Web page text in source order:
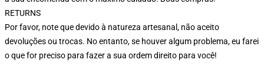
RETURNS
Por favor, note que devido à natureza artesanal, não aceito
devoluções ou trocas. No entanto, se houver algum problema, eu farei
o que for preciso para fazer a sua ordem direito para você!